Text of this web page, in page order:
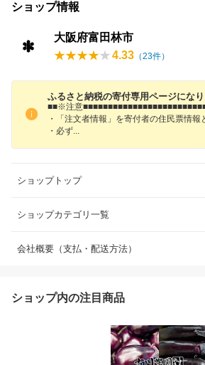
ショップ情報
大阪府富田林市
4.33 （23件）
ふるさと納税の寄付専用ページになり
■■※注意
・「注文者情報」を寄付者の住民票情報
・必ず
ショップトップ
ショップカテゴリ一覧
会社概要（支払・配送方法）
ショップ内の注目商品